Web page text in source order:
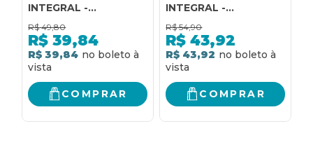
INTEGRAL -
CLÁSSICOS
AUTÊNTICA)
R$ 49,80
R$ 39,84
R$ 39,84
COMPRAR
INTEGRAL -
CLÁSSICOS
AUTÊNTICA)
R$ 54,90
R$ 43,92
R$ 43,92
COMPRAR